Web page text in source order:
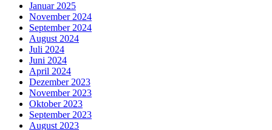
Januar 2025
November 2024
September 2024
August 2024
Juli 2024
Juni 2024
April 2024
Dezember 2023
November 2023
Oktober 2023
September 2023
August 2023